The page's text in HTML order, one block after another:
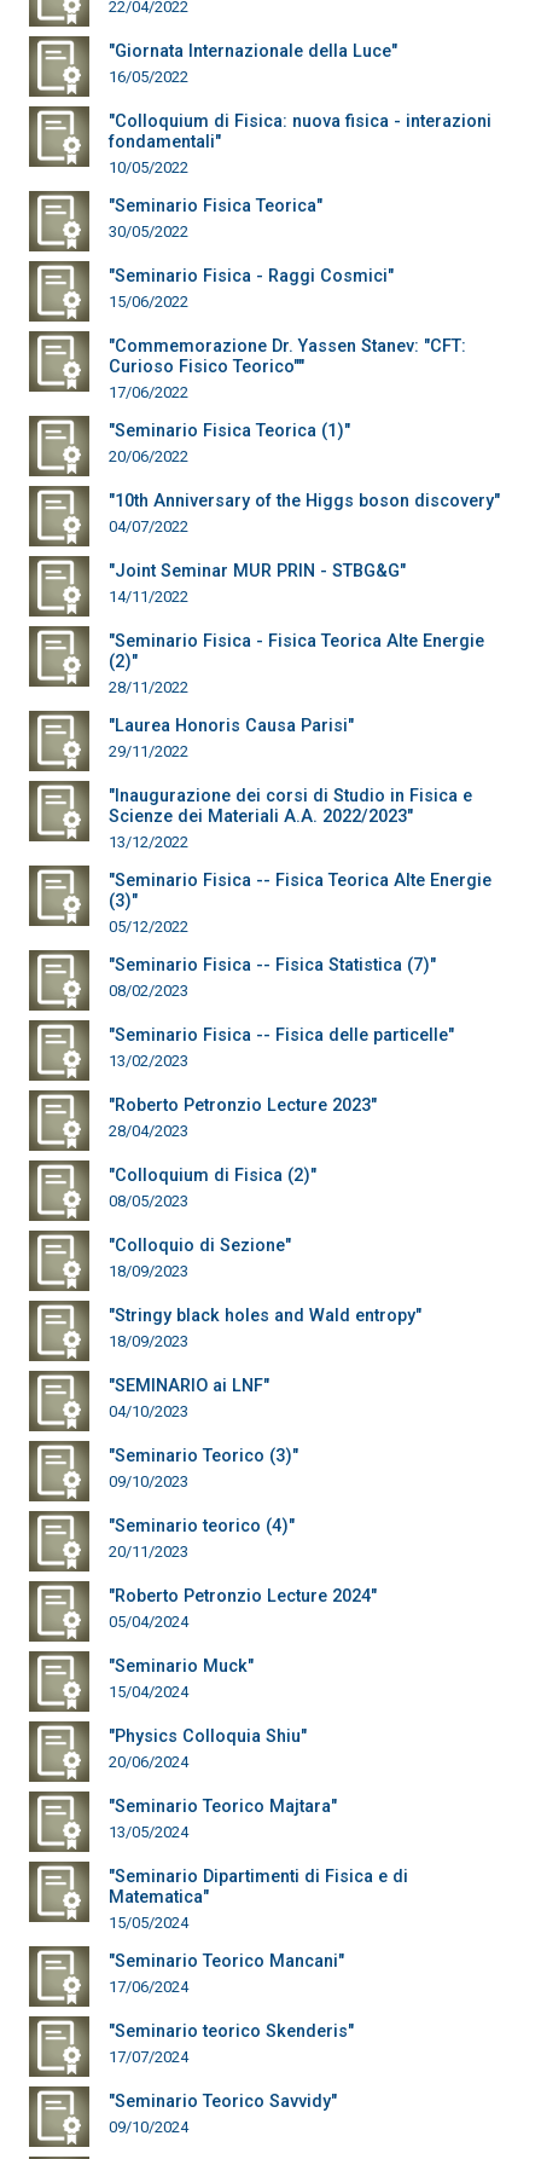
22/04/2022
"Giornata Internazionale della Luce"
16/05/2022
"Colloquium di Fisica: nuova fisica - interazioni
fondamentali"
10/05/2022
"Seminario Fisica Teorica"
30/05/2022
"Seminario Fisica - Raggi Cosmici"
15/06/2022
"Commemorazione Dr. Yassen Stanev: "CFT:
Curioso Fisico Teorico""
17/06/2022
"Seminario Fisica Teorica (1)"
20/06/2022
"10th Anniversary of the Higgs boson discovery"
04/07/2022
"Joint Seminar MUR PRIN - STBG&G"
14/11/2022
"Seminario Fisica - Fisica Teorica Alte Energie
(2)"
28/11/2022
"Laurea Honoris Causa Parisi"
29/11/2022
"Inaugurazione dei corsi di Studio in Fisica e
Scienze dei Materiali A.A. 2022/2023"
13/12/2022
"Seminario Fisica -- Fisica Teorica Alte Energie
(3)"
05/12/2022
"Seminario Fisica -- Fisica Statistica (7)"
08/02/2023
"Seminario Fisica -- Fisica delle particelle"
13/02/2023
"Roberto Petronzio Lecture 2023"
28/04/2023
"Colloquium di Fisica (2)"
08/05/2023
"Colloquio di Sezione"
18/09/2023
"Stringy black holes and Wald entropy"
18/09/2023
"SEMINARIO ai LNF"
04/10/2023
"Seminario Teorico (3)"
09/10/2023
"Seminario teorico (4)"
20/11/2023
"Roberto Petronzio Lecture 2024"
05/04/2024
"Seminario Muck"
15/04/2024
"Physics Colloquia Shiu"
20/06/2024
"Seminario Teorico Majtara"
13/05/2024
"Seminario Dipartimenti di Fisica e di
Matematica"
15/05/2024
"Seminario Teorico Mancani"
17/06/2024
"Seminario teorico Skenderis"
17/07/2024
"Seminario Teorico Savvidy"
09/10/2024